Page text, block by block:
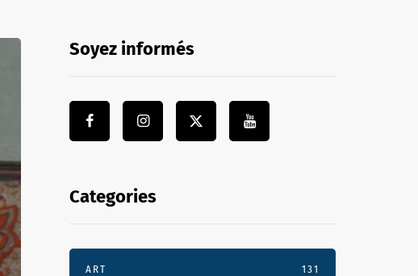
Soyez informés
Categories
ART 131